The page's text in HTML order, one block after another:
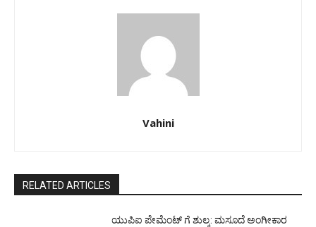
Vahini
RELATED ARTICLES
ಯುಪಿಐ ಪೇಮೆಂಟ್ ಗೆ ಶುಲ್ಕ: ಮಸೂದೆ ಅಂಗೀಕಾರ